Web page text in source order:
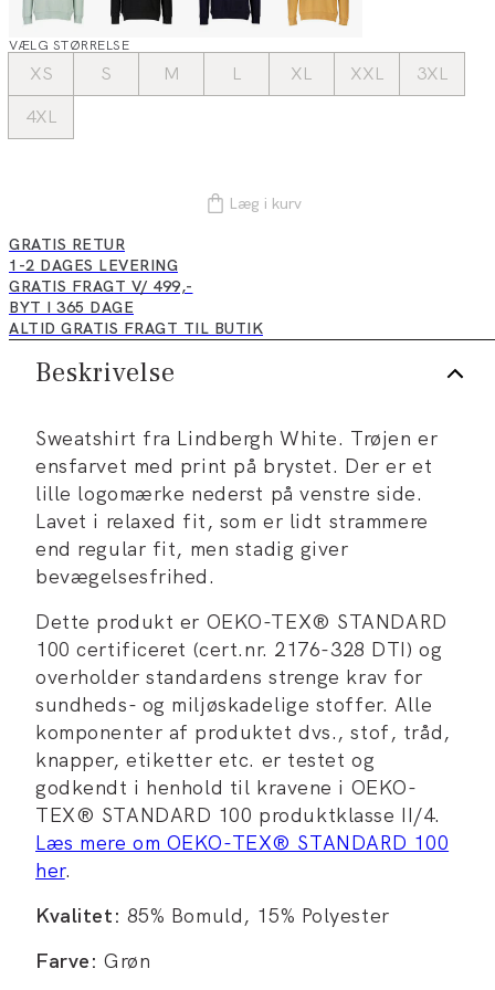
VÆLG STØRRELSE
XS S M L XL XXL
3XL
4XL
Læg i kurv
GRATIS RETUR
1-2 DAGES LEVERING
GRATIS FRAGT V/ 499,-
BYT I 365 DAGE
ALTID GRATIS FRAGT TIL BUTIK
Beskrivelse
Sweatshirt fra Lindbergh White. Trøjen er
ensfarvet med print på brystet. Der er et
lille logomærke nederst på venstre side.
Lavet i relaxed fit, som er lidt strammere
end regular fit, men stadig giver
bevægelsesfrihed.
Dette produkt er OEKO-TEX® STANDARD
100 certificeret (cert.nr. 2176-328 DTI) og
overholder standardens strenge krav for
sundheds- og miljøskadelige stoffer. Alle
komponenter af produktet dvs., stof, tråd,
knapper, etiketter etc. er testet og
godkendt i henhold til kravene i OEKO-
TEX® STANDARD 100 produktklasse II/4.
Læs mere om OEKO-TEX® STANDARD 100
her.
Kvalitet: 85% Bomuld, 15% Polyester
Farve: Grøn